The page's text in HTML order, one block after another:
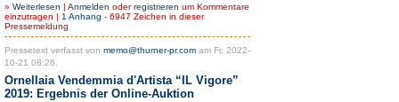
» Weiterlesen | Anmelden oderregistrieren um Kommentare
einzutragen | 1 Anhang - 6947 Zeichen in dieser
Pressemeldung
Pressetext verfasst von memo@thurner-pr.com am Fr, 2022-
10-21 08:26.
Ornellaia Vendemmia d'Artista “IL Vigore”
2019: Ergebnis der Online-Auktion